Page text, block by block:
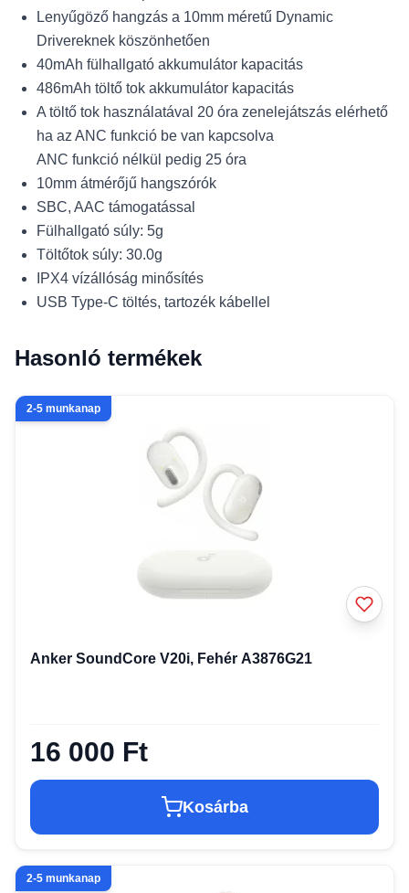
Lenyűgöző hangzás a 10mm méretű Dynamic
Drivereknek köszönhetően
40mAh fülhallgató akkumulátor kapacitás
486mAh töltő tok akkumulátor kapacitás
A töltő tok használatával 20 óra zenelejátszás elérhető
ha az ANC funkció be van kapcsolva
ANC funkció nélkül pedig 25 óra
10mm átmérőjű hangszórók
SBC, AAC támogatással
Fülhallgató súly: 5g
Töltőtok súly: 30.0g
IPX4 vízállóság minősítés
USB Type-C töltés, tartozék kábellel
Hasonló termékek
2-5 munkanap
Anker SoundCore V20i, Fehér A3876G21
16 000 Ft
Kosárba
2-5 munkanap